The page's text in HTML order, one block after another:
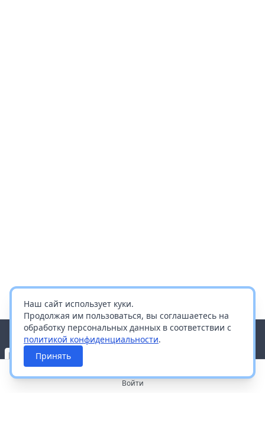
Наш сайт использует куки.
Продолжая им пользоваться, вы соглашаетесь на
обработку персональных данных в соответствии с
политикой конфиденциальности.
Принять
Войти